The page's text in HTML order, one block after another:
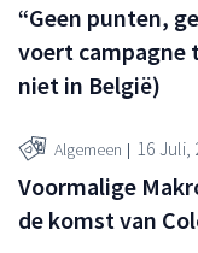
“Geen punten,
voert campagne
niet in België)
Algemeen 16 Juli,
Voormalige
de komst van